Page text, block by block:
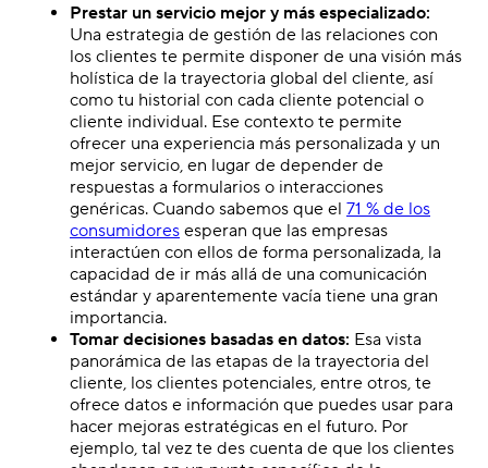
Prestar un servicio mejor y más especializado:
Una estrategia de gestión de las relaciones con
los clientes te permite disponer de una visión más
holística de la trayectoria global del cliente, así
como tu historial con cada cliente potencial o
cliente individual. Ese contexto te permite
ofrecer una experiencia más personalizada y un
mejor servicio, en lugar de depender de
respuestas a formularios o interacciones
genéricas. Cuando sabemos que el 71 % de los
consumidores esperan que las empresas
interactúen con ellos de forma personalizada, la
capacidad de ir más allá de una comunicación
estándar y aparentemente vacía tiene una gran
importancia.
Tomar decisiones basadas en datos: Esa vista
panorámica de las etapas de la trayectoria del
cliente, los clientes potenciales, entre otros, te
ofrece datos e información que puedes usar para
hacer mejoras estratégicas en el futuro. Por
ejemplo, tal vez te des cuenta de que los clientes